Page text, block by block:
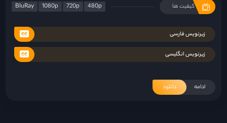
کیفیت ها BluRay 1080p 720p 480p
زیرنویس فارسی
زیرنویس انگلیسی
ادامه دانلود